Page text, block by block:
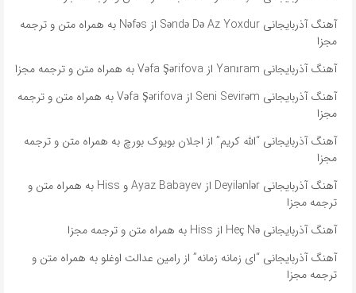
آهنگ آذربایجانی Səndə Də Az Yoxdur از Nəfəs به همراه متن و ترجمه
مجزا
آهنگ آذربایجانی Yanıram از Vəfa Şərifova به همراه متن و ترجمه مجزا
آهنگ آذربایجانی Seni Sevirəm از Vəfa Şərifova به همراه متن و ترجمه
مجزا
آهنگ آذربایجانی “الله کریم” از اجلان بویوک بورچ به همراه متن و ترجمه
مجزا
آهنگ آذربایجانی Deyilənlər از Ayaz Babayev و Hiss به همراه متن و
ترجمه مجزا
آهنگ آذربایجانی Heç Nə از Hiss به همراه متن و ترجمه مجزا
آهنگ آذربایجانی “ای زمانه زمانه” از رامین عدالت اوغلو به همراه متن و
ترجمه مجزا